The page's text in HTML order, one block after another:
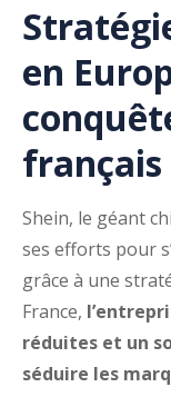
en
français
Shein, le géant
ses efforts pour
grâce à une
France,
réduites et un
séduire les